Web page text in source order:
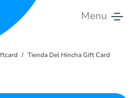
Menu
Tienda Del Hincha Gift Card